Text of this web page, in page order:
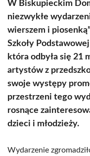
W Biskupieckim
niezwykłe
wierszem i
Szkoły
która odbyła się 21
artystów z
swoje występy
przestrzeni tego
rosnące
dzieci i młodzieży.
Wydarzenie